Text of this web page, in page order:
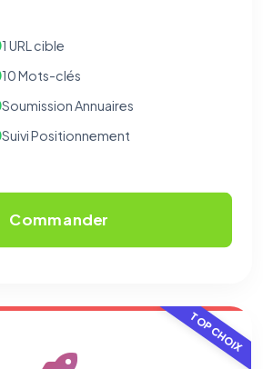
1 URL cible
10 Mots-clés
Soumission Annuaires
Suivi Positionnement
Commander
TOP CHOIX